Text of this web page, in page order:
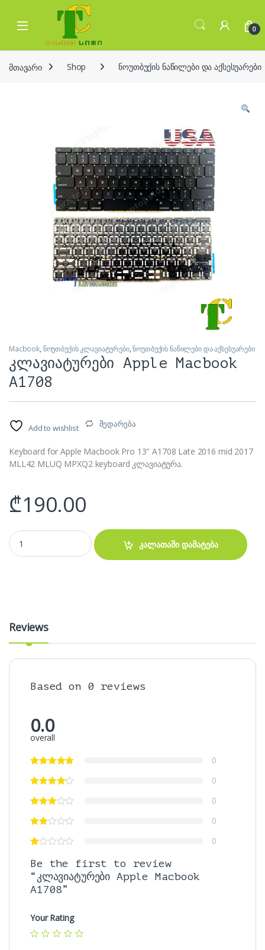
Skip to navigation
Skip to content
Open 0
მთავარი Shop ნოუთბუქის ნაწილები და აქსესუარები
Macbook, ნოუთბუქის კლავიატურები,ნოუთბუქის ნაწილები და აქსესუარები
კლავიატურები Apple Macbook
A1708
Add to wishlist შედარება
Keyboard for Apple Macbook Pro 13″ A1708 Late 2016 mid 2017
MLL42 MLUQ MPXQ2 keyboard კლავიატურა.
₾190.00
კლავიატურები Apple Macbook A1708 quantity
კალათაში დამატება
Reviews
Based on 0 reviews
0.0
overall
0
0
0
0
0
Be the first to review
“კლავიატურები Apple Macbook
A1708”
Your Rating